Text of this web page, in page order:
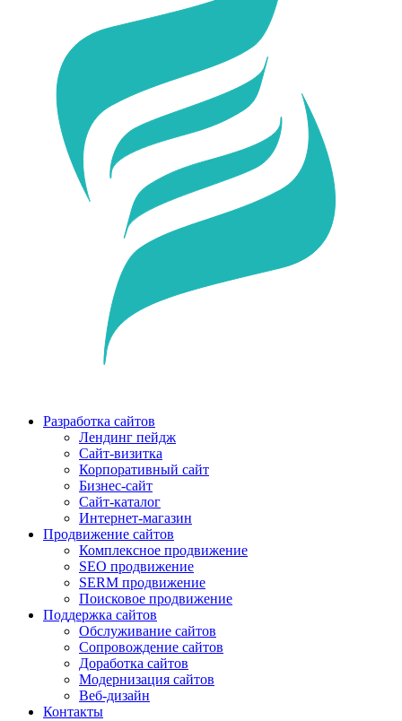
Разработка сайтов
Лендинг пейдж
Сайт-визитка
Корпоративный сайт
Бизнес-сайт
Сайт-каталог
Интернет-магазин
Продвижение сайтов
Комплексное продвижение
SEO продвижение
SERM продвижение
Поисковое продвижение
Поддержка сайтов
Обслуживание сайтов
Сопровождение сайтов
Доработка сайтов
Модернизация сайтов
Веб-дизайн
Контакты